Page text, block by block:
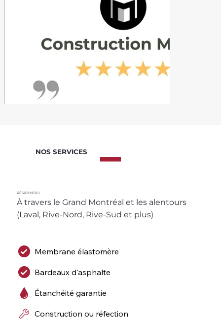
NOS SERVICES
RÉSIDENTIEL
À travers le Grand Montréal et les alentours
(Laval, Rive-Nord, Rive-Sud et plus)
Membrane élastomère
Bardeaux d'asphalte
Étanchéité garantie
Construction ou réfection